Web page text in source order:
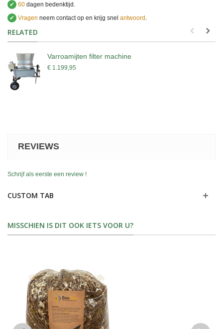
✔ 60 dagen bedenktijd.
✔ Vragen neem contact op en krijg snel antwoord .
RELATED
Varroamijten filter machine
€ 1.199,95
REVIEWS
Schrijf als eerste een review !
CUSTOM TAB
MISSCHIEN IS DIT OOK IETS VOOR U?